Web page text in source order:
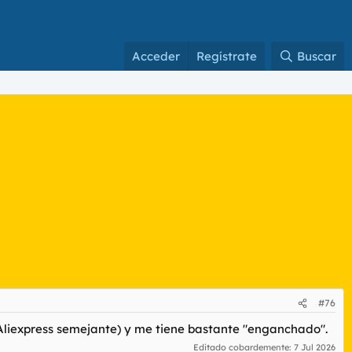
Acceder Regístrate Buscar
#76
semejante) y me tiene bastante "enganchado".
Editado cobardemente: 7 Jul 2026